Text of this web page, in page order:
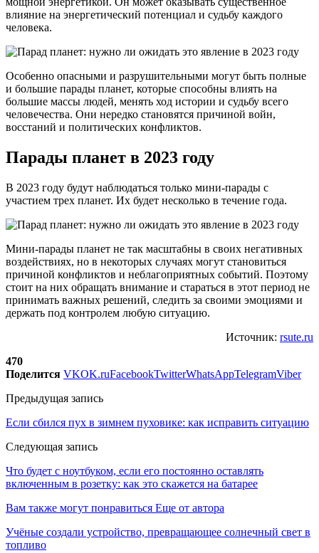
влияние на энергетический потенциал и судьбу каждого
человека.
Особенно опасными и разрушительными могут быть полные
и большие парады планет, которые способны влиять на
большие массы людей, менять ход истории и судьбу всего
человечества. Они нередко становятся причиной войн,
восстаний и политических конфликтов.
Парады планет в 2023 году
В 2023 году будут наблюдаться только мини-парады с
участием трех планет. Их будет несколько в течение года.
Мини-парады планет не так масштабны в своих негативных
воздействиях, но в некоторых случаях могут становиться
причиной конфликтов и неблагоприятных событий. Поэтому
стоит на них обращать внимание и стараться в этот период не
принимать важных решений, следить за своими эмоциями и
держать под контролем любую ситуацию.
Источник: rsute.ru
470
Поделится VKOK.ruFacebookTwitterWhatsAppTelegramViber
Предыдущая запись
Если сбился пух в зимнем пуховике: как исправить ситуацию
Следующая запись
Что будет с ноутбуком, если его постоянно оставлять
включенным в розетку: как это скажется на батарее
Вам также могут понравиться Еще от автора
Учёные создали устройство, превращающее солнечный свет в
топливо